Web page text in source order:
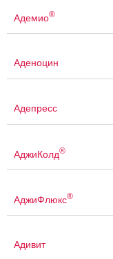
Адемио®
Аденоцин
Адепресс
АджиКолд®
АджиФлюкс®
Адивит